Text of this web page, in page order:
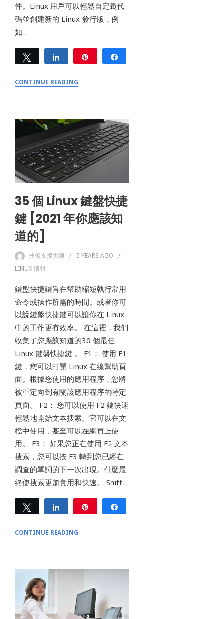
件。Linux 用戶可以輕鬆自定義代
碼並創建新的 Linux 發行版，例
如…
Tweet Share
CONTINUE READING
35 個 Linux 鍵盤快捷
鍵 [2021 年你應該知
道的]
技術支援大師 5 YEARS AGO
LINUX 情報
鍵盤快捷鍵旨在幫助縮短執行常用
命令或操作所需的時間。或者你可
以說鍵盤快捷鍵可以讓你在 Linux
中的工作更有效率。 在這裡，我們
收集了您應該知道的30 個最佳
Linux 鍵盤快捷鍵 。 F1： 使用 F1
鍵，您可以打開 Linux 在線幫助頁
面。根據您使用的應用程序，您將
被重定向到有關該應用程序的特定
頁面。 F2： 您可以使用 F2 鍵快速
輕鬆地開始文本搜索。它可以在文
檔中使用，甚至可以在網頁上使
用。 F3： 如果您正在使用 F2 文本
搜索，您可以按 F3 轉到您已經在
調查的單詞的下一次出現。什麼最
終使搜索更加實用和快速。 Shift…
Tweet Share
CONTINUE READING